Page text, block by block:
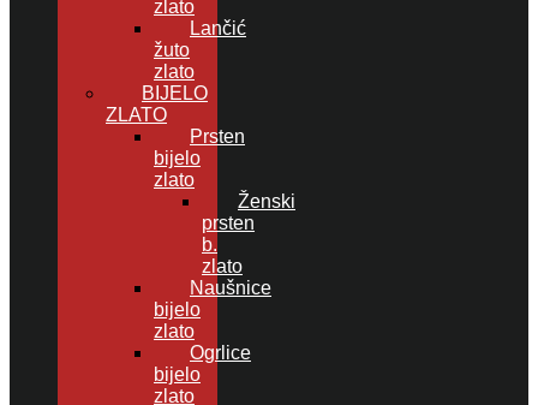
zlato
Lančić
žuto
zlato
BIJELO
ZLATO
Prsten
bijelo
zlato
Ženski
prsten
b.
zlato
Naušnice
bijelo
zlato
Ogrlice
bijelo
zlato